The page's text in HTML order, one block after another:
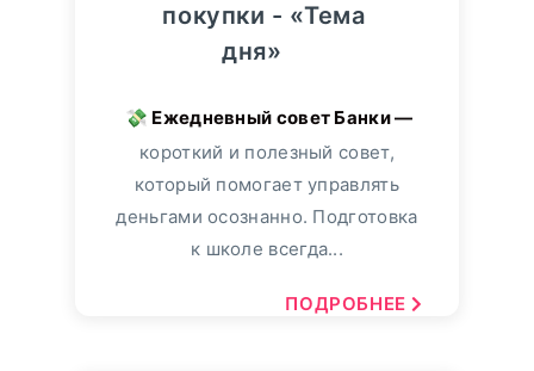
покупки - «Тема
дня»
короткий и полезный совет,
который помогает управлять
деньгами осознанно. Подготовка
к школе всегда...
ПОДРОБНЕЕ